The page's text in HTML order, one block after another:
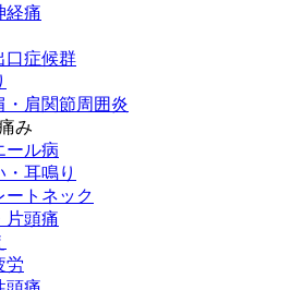
経痛
口症候群
・肩関節周囲炎
み
ール病
・耳鳴り
ートネック
片頭痛
労